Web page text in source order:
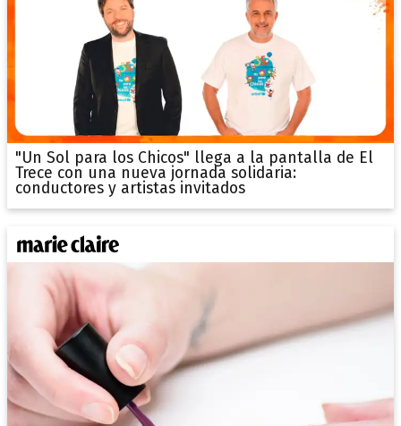
"Un Sol para los Chicos" llega a la pantalla de El
Trece con una nueva jornada solidaria:
conductores y artistas invitados